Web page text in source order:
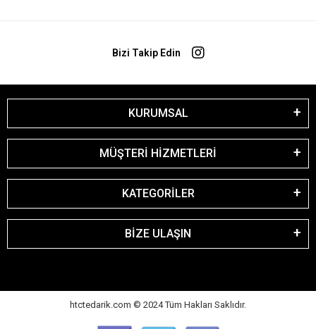
Bizi Takip Edin
KURUMSAL
MÜŞTERİ HİZMETLERİ
KATEGORİLER
BİZE ULAŞIN
htctedarik.com © 2024 Tüm Hakları Saklıdır.